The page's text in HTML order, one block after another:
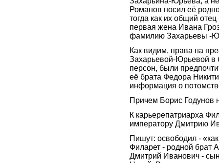
Романов носил её
тогда как их общий
первая жена Ивана
фамилию Захарьевы -
Как видим, права на
Захарьевой-Юрьевой в
персон, были
её брата Федора
информация о
Причем Борис Годунов
К карьерепатриарха
императору Дмитрию
Пишут: освободил -
Филарет - родной брат
Дмитрий Иванович -